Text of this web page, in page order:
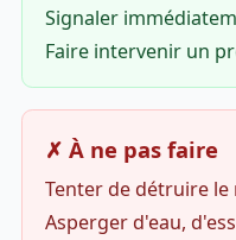
Signaler
Faire intervenir un
✗ À ne pas faire
Tenter de détruire le
Asperger d'eau,